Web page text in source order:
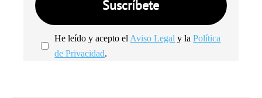
He leído y acepto el Aviso Legal y laPolítica
de Privacidad.